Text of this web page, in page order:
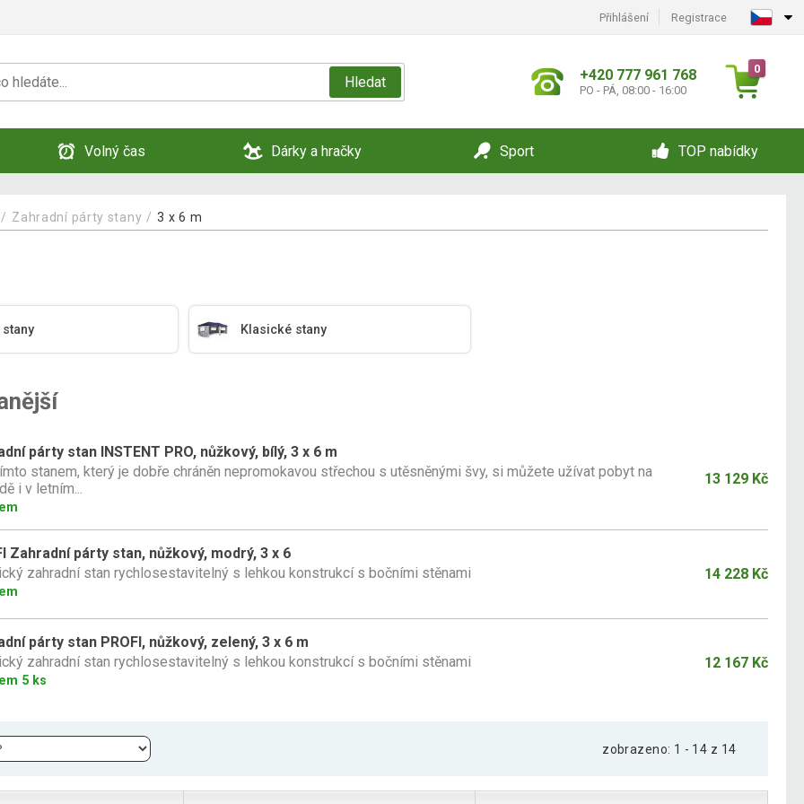
Přihlášení Registrace
Hledat +420 777 961 768
PO - PÁ, 08:00 - 16:00
0
Volný čas Dárky a hračky Sport TOP nabídky
Zahradní párty stany 3 x 6 m
Klasické stany
párty stan INSTENT PRO, nůžkový, bílý, 3 x 6 m
stanem, který je dobře chráněn nepromokavou střechou s utěsněnými švy, si můžete užívat pobyt na
i v letním...
13 129 Kč
Zahradní párty stan, nůžkový, modrý, 3 x 6
zahradní stan rychlosestavitelný s lehkou konstrukcí s bočními stěnami
14 228 Kč
párty stan PROFI, nůžkový, zelený, 3 x 6 m
zahradní stan rychlosestavitelný s lehkou konstrukcí s bočními stěnami
5 ks
12 167 Kč
zobrazeno: 1 - 14 z 14